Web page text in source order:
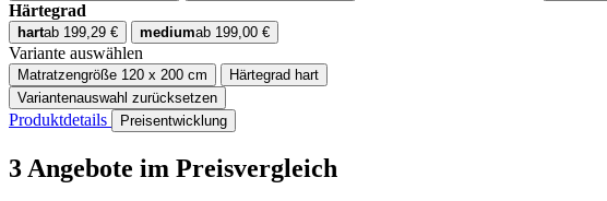
Härtegrad
hartab 199,29 € mediumab 199,00 €
Variante auswählen
Matratzengröße 120 x 200 cm Härtegrad hart
Variantenauswahl zurücksetzen
Produktdetails Preisentwicklung
3 Angebote im Preisvergleich